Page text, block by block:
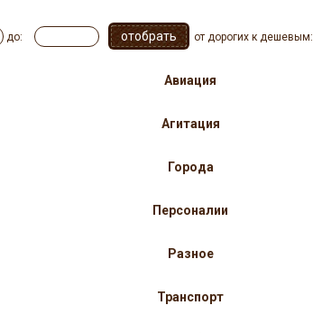
до: от дорогих к дешевым:
Авиация
Агитация
Города
Персоналии
Разное
Транспорт